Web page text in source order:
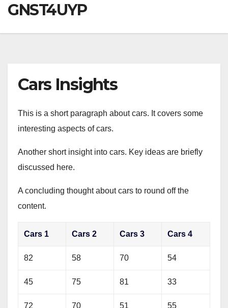
GNST4UYP
Cars Insights
This is a short paragraph about cars. It covers some
interesting aspects of cars.
Another short insight into cars. Key ideas are briefly
discussed here.
A concluding thought about cars to round off the
content.
Cars 1 Cars 2 Cars 3 Cars 4
82 58 70 54
45 75 81 33
72 70 51 55